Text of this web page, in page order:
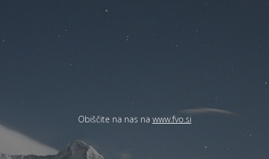
Obiščite na nas na www.fvo.si